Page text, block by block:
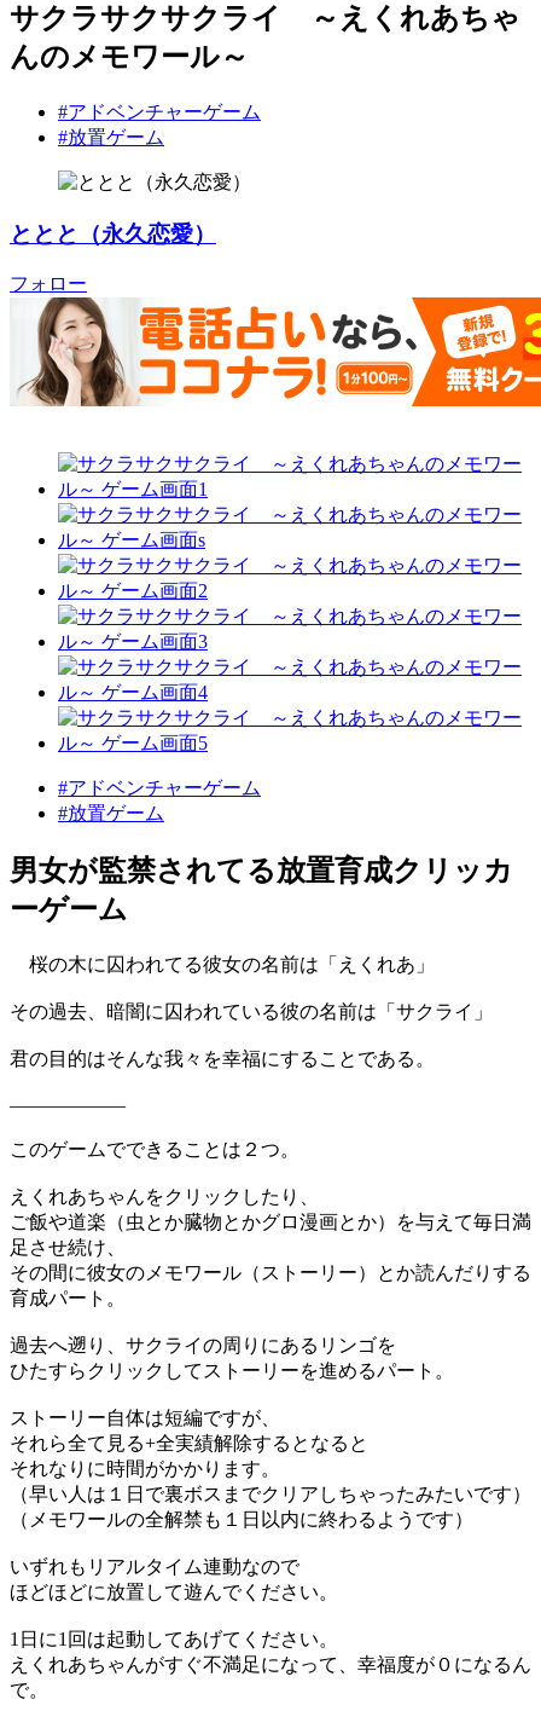
サクラサクサクライ ～えくれあちゃ
んのメモワール～
#アドベンチャーゲーム
#放置ゲーム
ととと（永久恋愛）
フォロー
#アドベンチャーゲーム
#放置ゲーム
男女が監禁されてる放置育成クリッカ
ーゲーム
桜の木に囚われてる彼女の名前は「えくれあ」
その過去、暗闇に囚われている彼の名前は「サクライ」
君の目的はそんな我々を幸福にすることである。
――――――
このゲームでできることは２つ。
えくれあちゃんをクリックしたり、
ご飯や道楽（虫とか臓物とかグロ漫画とか）を与えて毎日満
足させ続け、
その間に彼女のメモワール（ストーリー）とか読んだりする
育成パート。
過去へ遡り、サクライの周りにあるリンゴを
ひたすらクリックしてストーリーを進めるパート。
ストーリー自体は短編ですが、
それら全て見る+全実績解除するとなると
それなりに時間がかかります。
（早い人は１日で裏ボスまでクリアしちゃったみたいです）
（メモワールの全解禁も１日以内に終わるようです）
いずれもリアルタイム連動なので
ほどほどに放置して遊んでください。
1日に1回は起動してあげてください。
えくれあちゃんがすぐ不満足になって、幸福度が０になるん
で。